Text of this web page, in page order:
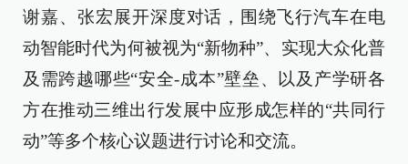
谢嘉、张宏展开深度对话，围绕飞行汽车在电
动智能时代为何被视为“新物种”、实现大众化普
及需跨越哪些“安全-成本”壁垒、以及产学研各
方在推动三维出行发展中应形成怎样的“共同行
动”等多个核心议题进行讨论和交流。